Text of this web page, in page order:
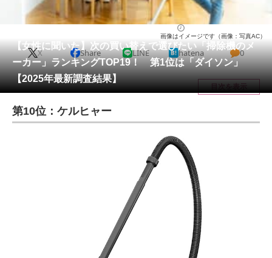
リサーチ
会員記事
メディア
注目記事を集めた総合ページ
ITの今と未来を見通す
ビジネスと働き方のヒント
AI活用のいまが分かる
【女性に聞いた】次の買い替えで選びたい「掃除機のメ
ーカー」ランキングTOP19！ 第1位は「ダイソン」
【2025年最新調査結果】
画像はイメージです（画像：写真AC）
X Share LINE hatena 0
目次を表示
第10位：ケルヒャー